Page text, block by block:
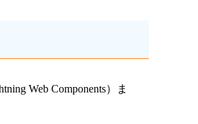
Web Components）ま